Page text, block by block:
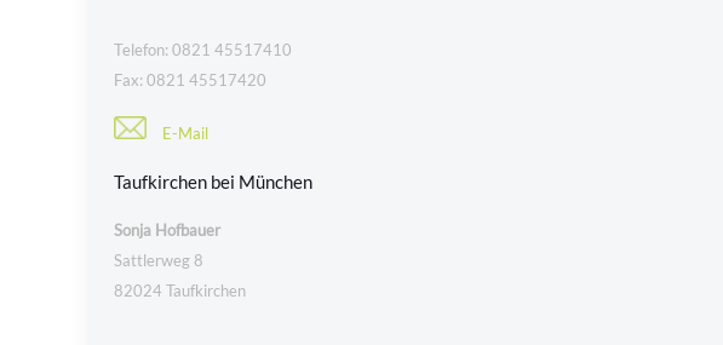
Telefon: 0821 45517410
Fax: 0821 45517420
E-Mail
Taufkirchen bei München
Sonja Hofbauer
Sattlerweg 8
82024 Taufkirchen